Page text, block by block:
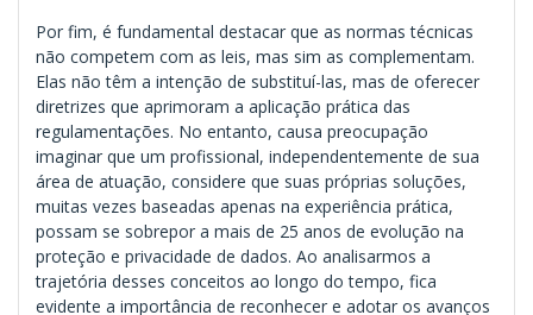
Por fim, é fundamental destacar que as normas técnicas
não competem com as leis, mas sim as complementam.
Elas não têm a intenção de substituí-las, mas de oferecer
diretrizes que aprimoram a aplicação prática das
regulamentações. No entanto, causa preocupação
imaginar que um profissional, independentemente de sua
área de atuação, considere que suas próprias soluções,
muitas vezes baseadas apenas na experiência prática,
possam se sobrepor a mais de 25 anos de evolução na
proteção e privacidade de dados. Ao analisarmos a
trajetória desses conceitos ao longo do tempo, fica
evidente a importância de reconhecer e adotar os avanços